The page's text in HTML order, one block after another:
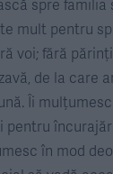
mult pentru
voi; fără
de la care
Îi
pentru
în mod